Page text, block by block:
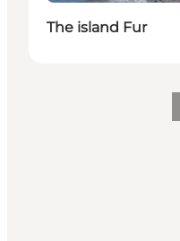
The island Fur